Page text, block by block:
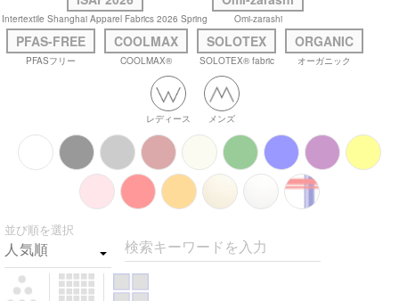
Intertextile Shanghai Apparel Fabrics 2026 Spring Omi-zarashi
PFAS-FREE
PFASフリー
COOLMAX
COOLMAX®
SOLOTEX
SOLOTEX® fabric
ORGANIC
オーガニック
レディース メンズ
並び順を選択
検索キーワードを入力